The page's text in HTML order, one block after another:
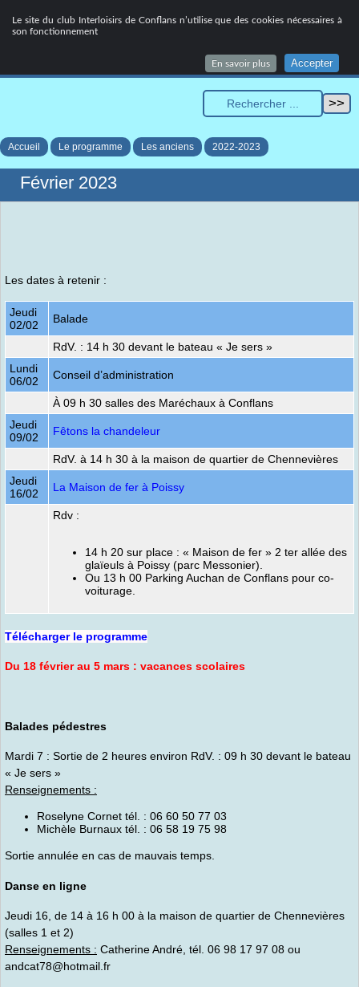
Le site du club Interloisirs de Conflans n’utilise que des cookies nécessaires à
son fonctionnement
En savoir plus Accepter
MENU
Accueil Le programme Les anciens 2022-2023
Février 2023
Les dates à retenir :
Jeudi
02/02
Balade
RdV. : 14 h 30 devant le bateau « Je sers »
Lundi
06/02
Conseil d’administration
À 09 h 30 salles des Maréchaux à Conflans
Jeudi
09/02
Fêtons la chandeleur
RdV. à 14 h 30 à la maison de quartier de Chennevières
Jeudi
16/02
La Maison de fer à Poissy
Rdv :
14 h 20 sur place : « Maison de fer » 2 ter allée des
glaïeuls à Poissy (parc Messonier).
Ou 13 h 00 Parking Auchan de Conflans pour co-
voiturage.
Télécharger le programme
Du 18 février au 5 mars : vacances scolaires
Balades pédestres
Mardi 7 : Sortie de 2 heures environ RdV. : 09 h 30 devant le bateau
« Je sers »
Renseignements :
Roselyne Cornet tél. : 06 60 50 77 03
Michèle Burnaux tél. : 06 58 19 75 98
Sortie annulée en cas de mauvais temps.
Danse en ligne
Jeudi 16, de 14 à 16 h 00 à la maison de quartier de Chennevières
(salles 1 et 2)
Renseignements : Catherine André, tél. 06 98 17 97 08 ou
andcat78@hotmail.fr